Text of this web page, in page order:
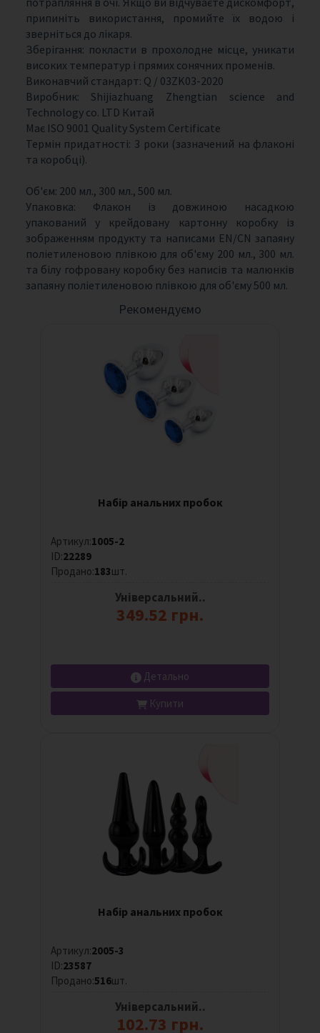
припиніть використання, промийте їх водою і
зверніться до лікаря.
Зберігання: покласти в прохолодне місце, уникати
високих температур і прямих сонячних променів.
Виконавчий стандарт: Q / 03ZK03-2020
Виробник: Shijiazhuang Zhengtian science and
Technology co. LTD Китай
Має ISO 9001 Quality System Certificate
Термін придатності: 3 роки (зазначений на флаконі
та коробці).
Об'єм: 200 мл., 300 мл., 500 мл.
Упаковка: Флакон із довжиною насадкою
упакований у крейдовану картонну коробку із
зображенням продукту та написами EN/CN запаяну
поліетиленовою плівкою для об'єму 200 мл., 300 мл.
та білу гофровану коробку без написів та малюнків
запаяну поліетиленовою плівкою для об'єму 500 мл.
Рекомендуємо
Набір анальних пробок
Артикул:1005-2
ID:22289
Продано:183шт.
Універсальний..
349.52 грн.
Детально
Купити
Набір анальних пробок
Артикул:2005-3
ID:23587
Продано:516шт.
Універсальний..
102.73 грн.